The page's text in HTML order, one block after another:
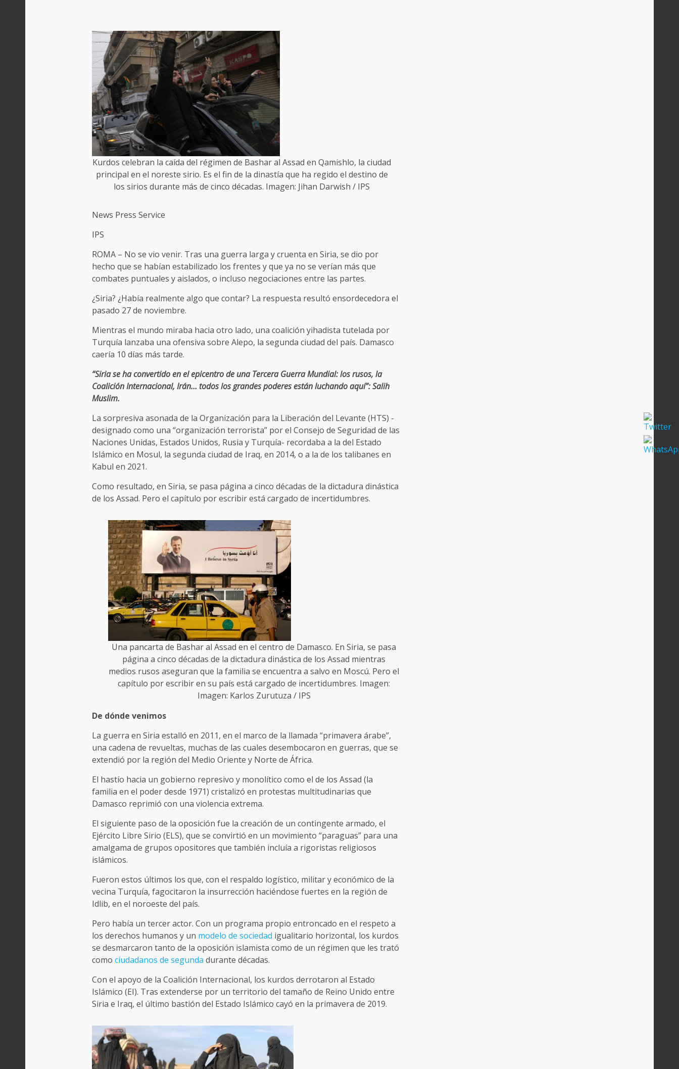
Kurdos celebran la caída del régimen de Bashar al Assad en Qamishlo, la ciudad
principal en el noreste sirio. Es el fin de la dinastía que ha regido el destino de
los sirios durante más de cinco décadas. Imagen: Jihan Darwish / IPS
News Press Service
IPS
ROMA – No se vio venir. Tras una guerra larga y cruenta en Siria, se dio por
hecho que se habían estabilizado los frentes y que ya no se verían más que
combates puntuales y aislados, o incluso negociaciones entre las partes.
¿Siria? ¿Había realmente algo que contar? La respuesta resultó ensordecedora el
pasado 27 de noviembre.
Mientras el mundo miraba hacia otro lado, una coalición yihadista tutelada por
Turquía lanzaba una ofensiva sobre Alepo, la segunda ciudad del país. Damasco
caería 10 días más tarde.
“Siria se ha convertido en el epicentro de una Tercera Guerra Mundial: los rusos, la
Coalición Internacional, Irán… todos los grandes poderes están luchando aquí”: Salih
Muslim.
La sorpresiva asonada de la Organización para la Liberación del Levante (HTS) -
designado como una “organización terrorista” por el Consejo de Seguridad de las
Naciones Unidas, Estados Unidos, Rusia y Turquía- recordaba a la del Estado
Islámico en Mosul, la segunda ciudad de Iraq, en 2014, o a la de los talibanes en
Kabul en 2021.
Como resultado, en Siria, se pasa página a cinco décadas de la dictadura dinástica
de los Assad. Pero el capítulo por escribir está cargado de incertidumbres.
Una pancarta de Bashar al Assad en el centro de Damasco. En Siria, se pasa
página a cinco décadas de la dictadura dinástica de los Assad mientras
medios rusos aseguran que la familia se encuentra a salvo en Moscú. Pero el
capítulo por escribir en su país está cargado de incertidumbres. Imagen:
Imagen: Karlos Zurutuza / IPS
De dónde venimos
La guerra en Siria estalló en 2011, en el marco de la llamada “primavera árabe”,
una cadena de revueltas, muchas de las cuales desembocaron en guerras, que se
extendió por la región del Medio Oriente y Norte de África.
El hastío hacia un gobierno represivo y monolítico como el de los Assad (la
familia en el poder desde 1971) cristalizó en protestas multitudinarias que
Damasco reprimió con una violencia extrema.
El siguiente paso de la oposición fue la creación de un contingente armado, el
Ejército Libre Sirio (ELS), que se convirtió en un movimiento “paraguas” para una
amalgama de grupos opositores que también incluía a rigoristas religiosos
islámicos.
Fueron estos últimos los que, con el respaldo logístico, militar y económico de la
vecina Turquía, fagocitaron la insurrección haciéndose fuertes en la región de
Idlib, en el noroeste del país.
Pero había un tercer actor. Con un programa propio entroncado en el respeto a
los derechos humanos y un modelo de sociedad igualitario horizontal, los kurdos
se desmarcaron tanto de la oposición islamista como de un régimen que les trató
como ciudadanos de segunda durante décadas.
Con el apoyo de la Coalición Internacional, los kurdos derrotaron al Estado
Islámico (EI). Tras extenderse por un territorio del tamaño de Reino Unido entre
Siria e Iraq, el último bastión del Estado Islámico cayó en la primavera de 2019.